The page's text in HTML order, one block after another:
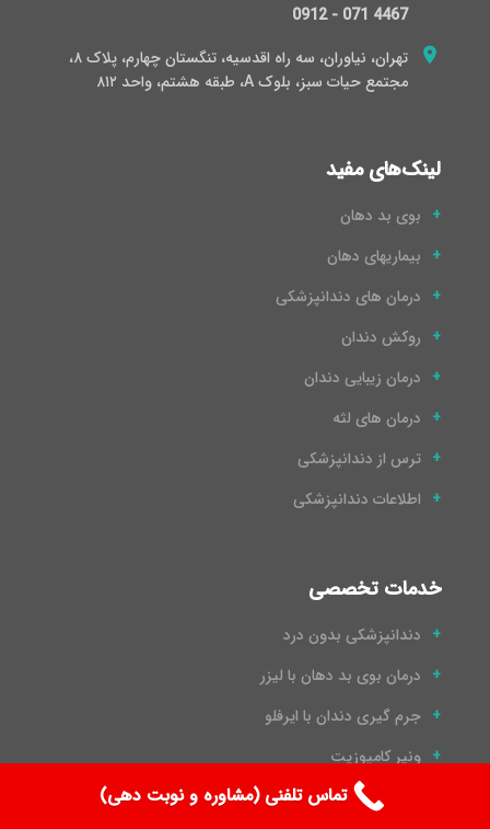
0912 - 071 4467
تهران، نیاوران، سه راه اقدسیه، تنگستان چهارم، پلاک ۸،
مجتمع حیات سبز، بلوک A، طبقه هشتم، واحد ۸۱۲
لینک‌های مفید
بوی بد دهان
بیماریهای دهان
درمان های دندانپزشکی
روکش دندان
درمان زیبایی دندان
درمان های لثه
ترس از دندانپزشکی
اطلاعات دندانپزشکی
خدمات تخصصی
دندانپزشکی بدون درد
درمان بوی بد دهان با لیزر
جرم گیری دندان با ایرفلو
ونیر کامپوزیت
لمینت دندانتماس تلفنی (مشاوره و نوبت دهی)